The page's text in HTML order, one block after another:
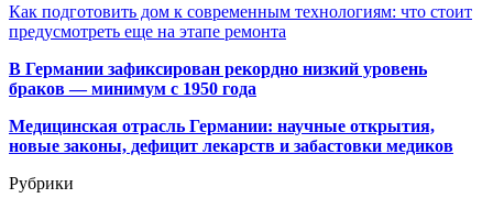
Как подготовить дом к современным технологиям: что стоит
предусмотреть еще на этапе ремонта
В Германии зафиксирован рекордно низкий уровень
браков — минимум с 1950 года
Медицинская отрасль Германии: научные открытия,
новые законы, дефицит лекарств и забастовки медиков
Рубрики